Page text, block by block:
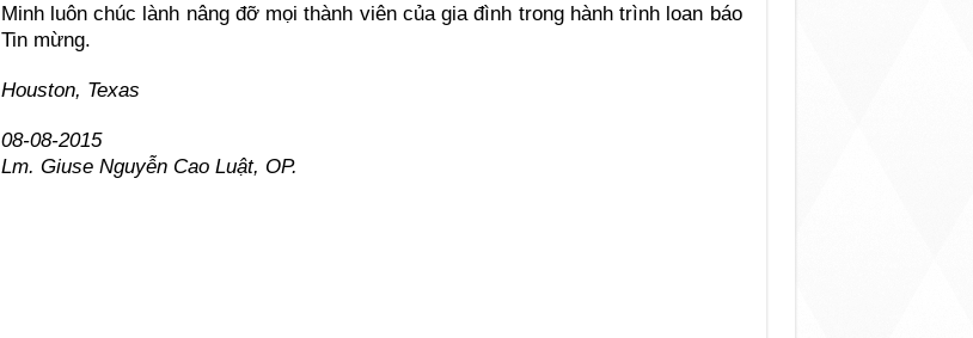
Minh luôn chúc lành nâng đỡ mọi thành viên của gia đình trong hành trình loan báo
Tin mừng.
Houston, Texas
08-08-2015
Lm. Giuse Nguyễn Cao Luật, OP.